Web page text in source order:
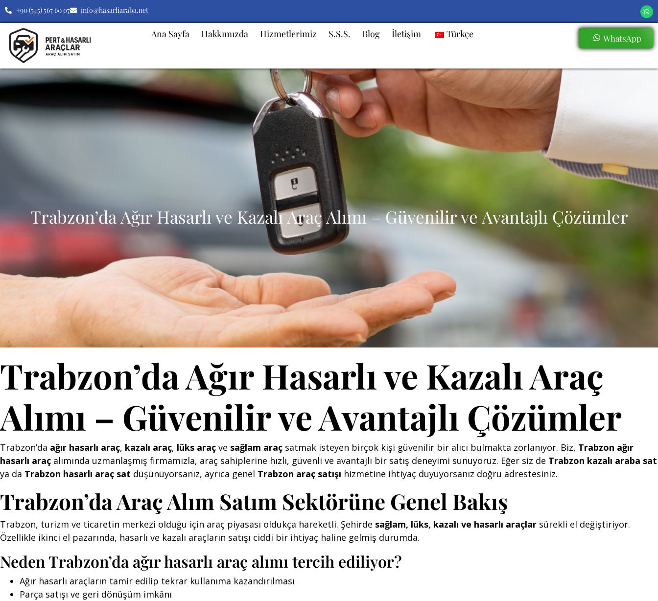
+90 (545) 567 60 07 info@hasarliaraba.net
Ana Sayfa Hakkımızda Hizmetlerimiz S.S.S. Blog İletişim Türkçe WhatsApp
Trabzon’da Ağır Hasarlı ve Kazalı Araç Alımı – Güvenilir ve Avantajlı Çözümler
Trabzon’da Ağır Hasarlı ve Kazalı Araç
Alımı – Güvenilir ve Avantajlı Çözümler
Trabzon’da ağır hasarlı araç, kazalı araç, lüks araç ve sağlam araç satmak isteyen birçok kişi güvenilir bir alıcı bulmakta zorlanıyor. Biz, Trabzon ağır
hasarlı araç alımında uzmanlaşmış firmamızla, araç sahiplerine hızlı, güvenli ve avantajlı bir satış deneyimi sunuyoruz. Eğer siz de Trabzon kazalı araba sat
ya da Trabzon hasarlı araç sat düşünüyorsanız, ayrıca genel Trabzon araç satışı hizmetine ihtiyaç duyuyorsanız doğru adrestesiniz.
Trabzon’da Araç Alım Satım Sektörüne Genel Bakış
Trabzon, turizm ve ticaretin merkezi olduğu için araç piyasası oldukça hareketli. Şehirde sağlam, lüks, kazalı ve hasarlı araçlar sürekli el değiştiriyor.
Özellikle ikinci el pazarında, hasarlı ve kazalı araçların satışı ciddi bir ihtiyaç haline gelmiş durumda.
Neden Trabzon’da ağır hasarlı araç alımı tercih ediliyor?
Ağır hasarlı araçların tamir edilip tekrar kullanıma kazandırılması
Parça satışı ve geri dönüşüm imkânı